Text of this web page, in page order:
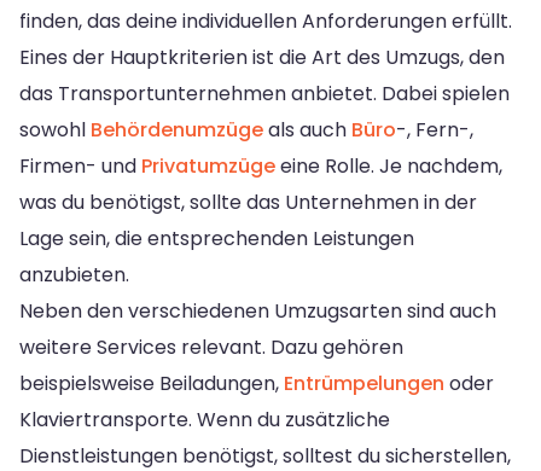
finden, das deine individuellen Anforderungen erfüllt.
Eines der Hauptkriterien ist die Art des Umzugs, den
das Transportunternehmen anbietet. Dabei spielen
sowohl Behördenumzügeals auch Büro-, Fern-,
Firmen- und Privatumzügeeine Rolle. Je nachdem,
was du benötigst, sollte das Unternehmen in der
Lage sein, die entsprechenden Leistungen
anzubieten.
Neben den verschiedenen Umzugsarten sind auch
weitere Services relevant. Dazu gehören
beispielsweise Beiladungen, Entrümpelungen oder
Klaviertransporte. Wenn du zusätzliche
Dienstleistungen benötigst, solltest du sicherstellen,